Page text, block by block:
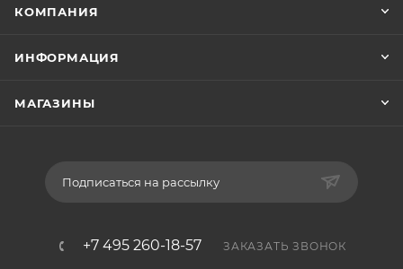
КОМПАНИЯ
ИНФОРМАЦИЯ
МАГАЗИНЫ
Подписаться на рассылку
+7 495 260-18-57 ЗАКАЗАТЬ ЗВОНОК